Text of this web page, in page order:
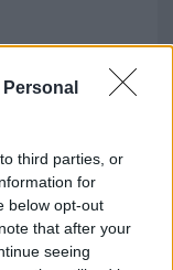
third parties, or
for
below opt-out
that after your
seeing
ancora fino a
delle mete più